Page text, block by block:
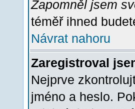
Zapomněl jsem
téměř ihned
Návrat nahoru
Zaregistroval
Nejprve
jméno a heslo.